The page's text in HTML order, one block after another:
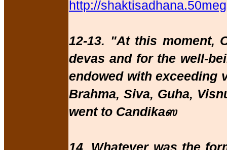
http://
12-13. "At this moment,
devas and for the well-
endowed with exceeding
Brahma, Siva, Guha,
went to Candikaஸ
14. Whatever was the